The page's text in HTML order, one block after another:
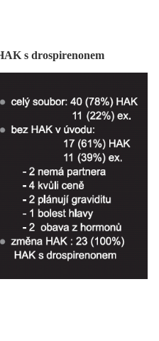
s drospirenonem